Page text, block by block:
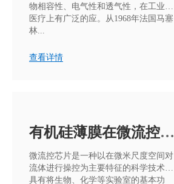
物相容性、电气性和透气性，在工业和
医疗上有广泛的应。从1968年法国马塞
林...
查看详情
有机硅薄膜在微流控中的应用
微流控芯片是一种以在微米尺度空间对
流体进行操控为主要特征的科学技术，
具有将生物、化学等实验室的基本功